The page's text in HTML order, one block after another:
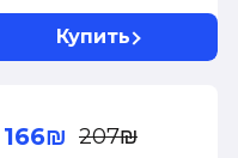
Японское
практическое
Купить
166₪ 207₪